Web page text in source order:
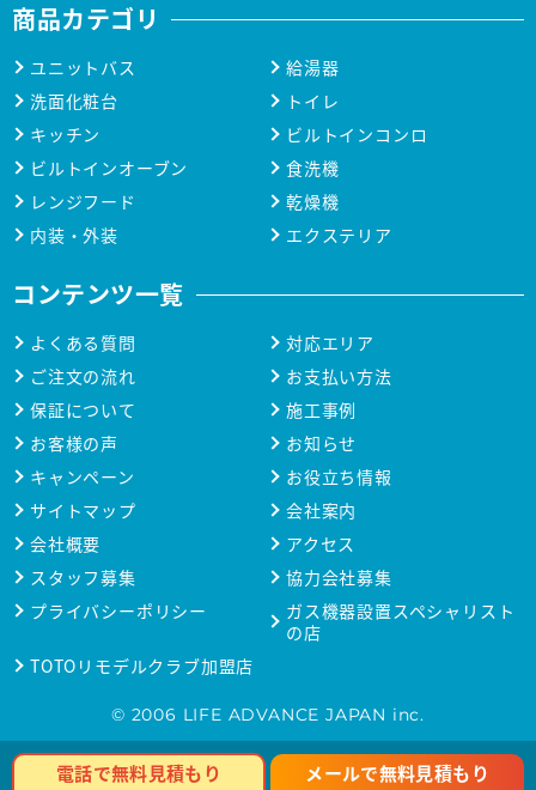
商品カテゴリ
ユニットバス
給湯器
洗面化粧台
トイレ
キッチン
ビルトインコンロ
ビルトインオーブン
食洗機
レンジフード
乾燥機
内装・外装
エクステリア
コンテンツ一覧
よくある質問
対応エリア
ご注文の流れ
お支払い方法
保証について
施工事例
お客様の声
お知らせ
キャンペーン
お役立ち情報
サイトマップ
会社案内
会社概要
アクセス
スタッフ募集
協力会社募集
プライバシーポリシー
ガス機器設置スペシャリスト
の店
TOTOリモデルクラブ加盟店
© 2006 LIFE ADVANCE JAPAN inc.
電話で無料見積もり メールで無料見積もり